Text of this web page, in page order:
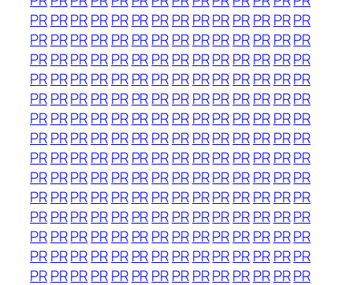
PRPRPRPRPR PRPRPRPRPRPRPR PRPR
PRPRPRPRPR PRPRPRPRPRPRPR PRPR
PRPRPRPRPR PRPRPRPRPRPRPR PRPR
PRPRPRPRPR PRPRPRPRPRPRPR PRPR
PRPRPRPRPR PRPRPRPRPRPRPR PRPR
PRPRPRPRPR PRPRPRPRPRPRPR PRPR
PRPRPRPRPR PRPRPRPRPRPRPR PRPR
PRPRPRPRPR PRPRPRPRPRPRPR PRPR
PRPRPRPRPR PRPRPRPRPRPRPR PRPR
PRPRPRPRPR PRPRPRPRPRPRPR PRPR
PRPRPRPRPR PRPRPRPRPRPRPR PRPR
PRPRPRPRPR PRPRPRPRPRPRPR PRPR
PRPRPRPRPR PRPRPRPRPRPRPR PRPR
PRPRPRPRPR PRPRPRPRPRPRPR PRPR